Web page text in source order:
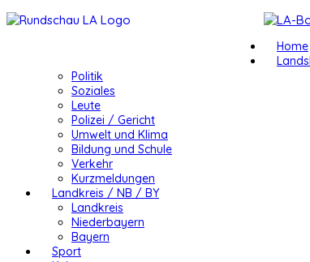
Home
Politik
Soziales
Leute
Polizei / Gericht
Umwelt und Klima
Bildung und Schule
Verkehr
Kurzmeldungen
Landkreis / NB / BY
Landkreis
Niederbayern
Bayern
Sport